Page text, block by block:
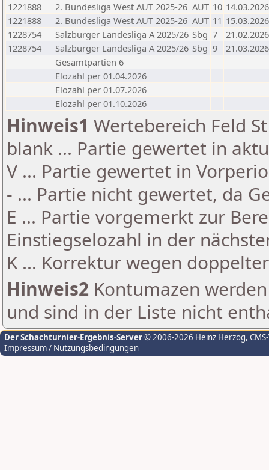
1221888
2. Bundesliga West AUT 2025-26 AUT 10 14.03.2026
1221888
2. Bundesliga West AUT 2025-26 AUT 11 15.03.2026
1228754
Salzburger Landesliga A 2025/26 Sbg 7
21.02.2026
1228754
Salzburger Landesliga A 2025/26 Sbg 9
21.03.2026
Gesamtpartien 6
Elozahl per 01.04.2026
Elozahl per 01.07.2026
Elozahl per 01.10.2026
Hinweis1 Wertebereich Feld
blank ... Partie gewertet in
V ... Partie gewertet in
- ... Partie nicht gewertet, da
E ... Partie vorgemerkt zur
Einstiegselozahl in der
K ... Korrektur wegen
Hinweis2 Kontumazen
und sind in der Liste nicht
Der Schachturnier-Ergebnis-Server© 2006-2026 Heinz Herzog,
Impressum / Nutzungsbedingungen